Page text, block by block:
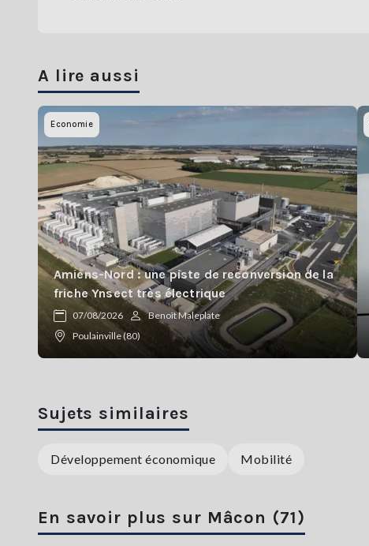
A lire aussi
Economie
Amiens-Nord : une piste de reconversion de la
friche Ynsect très électrique
07/08/2026
Benoît Maleplate
Poulainville (80)
Sujets similaires
Développement économique Mobilité
En savoir plus sur Mâcon (71)